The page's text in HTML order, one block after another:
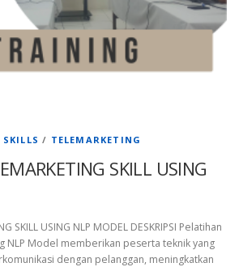
SKILLS / TELEMARKETING
SKILL USING
SKILL USING NLP MODEL DESKRIPSI Pelatihan
NLP Model memberikan peserta teknik yang
dengan pelanggan, meningkatkan